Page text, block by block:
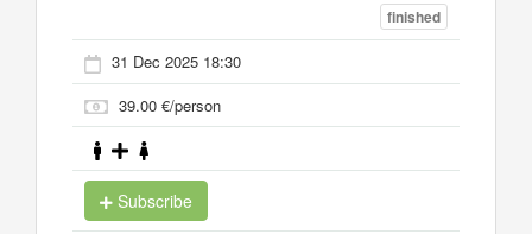
finished
31 Dec 2025 18:30
39.00 €/person
Subscribe